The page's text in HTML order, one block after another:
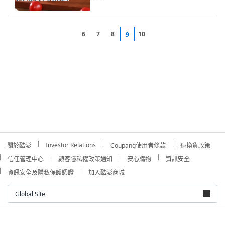
6 7 8 9 10
關於酷澎 Investor Relations Coupang使用者條款
退換貨政策
信任管理中心
顧客隱私權政策通知 安心購物
資訊安全
資訊安全及隱私保護認證
加入酷澎商城
Global Site